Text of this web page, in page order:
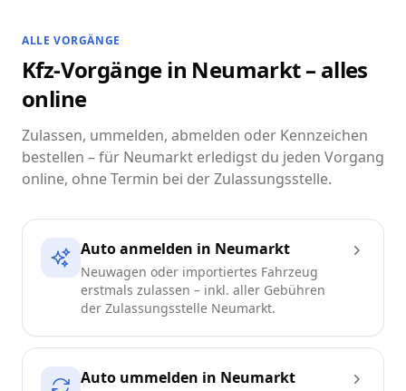
ALLE VORGÄNGE
Kfz-Vorgänge in Neumarkt – alles
online
Zulassen, ummelden, abmelden oder Kennzeichen
bestellen – für Neumarkt erledigst du jeden Vorgang
online, ohne Termin bei der Zulassungsstelle.
Auto anmelden in Neumarkt
Neuwagen oder importiertes Fahrzeug
erstmals zulassen – inkl. aller Gebühren
der Zulassungsstelle Neumarkt.
Auto ummelden in Neumarkt